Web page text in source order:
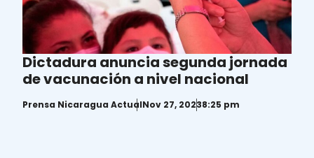
Dictadura anuncia segunda jornada
de vacunación a nivel nacional
Prensa Nicaragua ActualNov 27, 20238:25 pm